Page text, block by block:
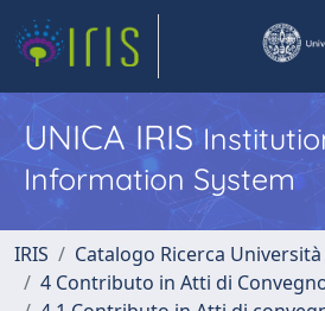
UNICA IRIS
Information System
IRIS
Catalogo Ricerca
4 Contributo in Atti di